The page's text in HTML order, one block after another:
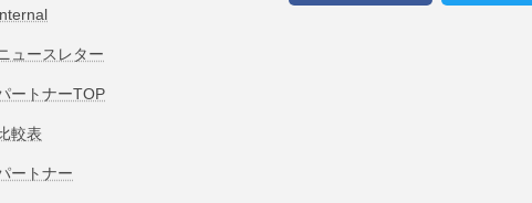
ュースレター
ートナーTOP
較表
ートナー